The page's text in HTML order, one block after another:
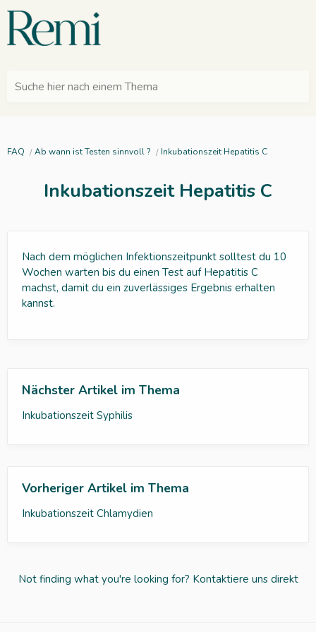
Suche hier nach einem Thema
FAQ Ab wann ist Testen sinnvoll ? Inkubationszeit Hepatitis C
Inkubationszeit Hepatitis C
Nach dem möglichen Infektionszeitpunkt solltest du 10
Wochen warten bis du einen Test auf Hepatitis C
machst, damit du ein zuverlässiges Ergebnis erhalten
kannst.
Nächster Artikel im Thema
Inkubationszeit Syphilis
Vorheriger Artikel im Thema
Inkubationszeit Chlamydien
Not finding what you're looking for? Kontaktiere uns direkt